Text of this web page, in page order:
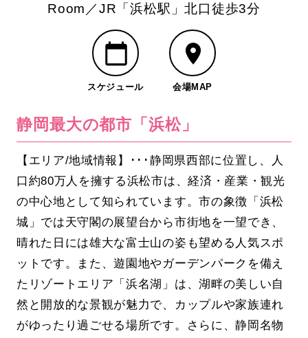
Room／JR「浜松駅」北口徒歩3分
スケジュール 会場MAP
静岡最大の都市「浜松」
【エリア/地域情報】･･･静岡県西部に位置し、人
口約80万人を擁する浜松市は、経済・産業・観光
の中心地として知られています。市の象徴「浜松
城」では天守閣の展望台から市街地を一望でき、
晴れた日には雄大な富士山の姿も望める人気スポ
ットです。また、遊園地やガーデンパークを備え
たリゾートエリア「浜名湖」は、湖畔の美しい自
然と開放的な景観が魅力で、カップルや家族連れ
がゆったり過ごせる場所です。さらに、静岡名物